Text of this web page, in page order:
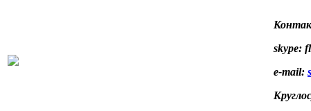
skype:
e-mail: